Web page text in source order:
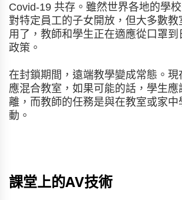
Covid-19 共存。雖然世界各地的學
對特定員工的子女開放，但大多數
用了，教師和學生正在適應從口罩
政策。
在封鎖期間，遠端教學變成常態。現
應混合教室，如果可能的話，學生應
離，而教師的任務是與在教室或家中
動。
課堂上的AV技術